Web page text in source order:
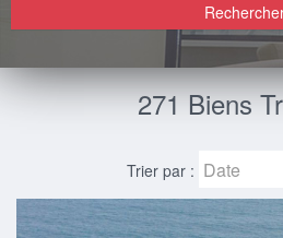
271 Biens
Trier par :